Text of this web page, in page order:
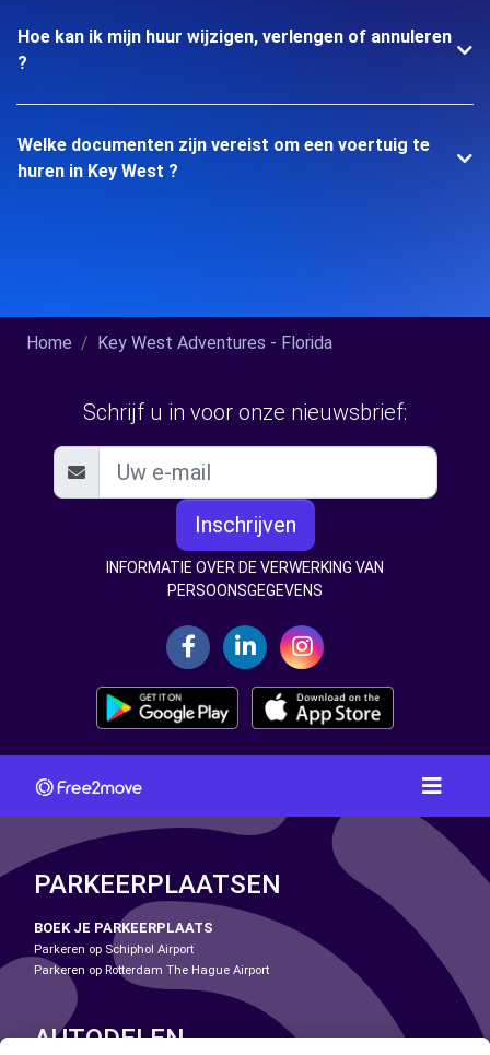
Hoe kan ik mijn huur wijzigen, verlengen of annuleren
?
Welke documenten zijn vereist om een voertuig te
huren in Key West ?
Home Key West Adventures - Florida
Schrijf u in voor onze nieuwsbrief:
Inschrijven
INFORMATIE OVER DE VERWERKING VAN
PERSOONSGEGEVENS
PARKEERPLAATSEN
BOEK JE PARKEERPLAATS
Parkeren op Schiphol Airport
Parkeren op Rotterdam The Hague Airport
AUTODELEN